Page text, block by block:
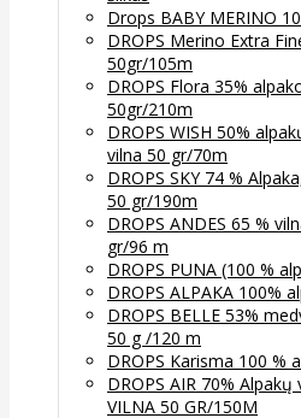
Drops BABY MERINO
DROPS Merino Extra
50gr/105m
DROPS Flora 35%
50gr/210m
DROPS WISH 50%
vilna 50 gr/70m
DROPS SKY 74 %
50 gr/190m
DROPS ANDES 65 %
gr/96 m
DROPS PUNA (100 %
DROPS ALPAKA 100%
DROPS BELLE 53%
50 g /120 m
DROPS Karisma 100 %
DROPS AIR 70%
VILNA 50 GR/150M